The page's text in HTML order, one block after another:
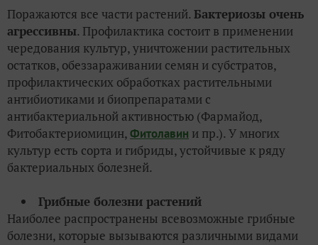
Поражаются все части растений. Бактериозы очень
агрессивны. Профилактика состоит в применении
чередования культур, уничтожении растительных
остатков, обеззараживании семян и субстратов,
профилактических обработках растительными
антибиотиками и биопрепаратами с
антибактериальной активностью (Фармайод,
Фитобактериомицин,Фитолавин и пр.). У многих
культур есть сорта и гибриды, устойчивые к ряду
бактериальных болезней.
Грибные болезни растений
Наиболее распространены всевозможные грибные
болезни, которые вызываются различными видами